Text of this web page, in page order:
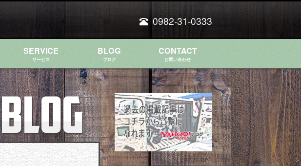
0982-31-0333
SERVICE
サービス
BLOG
ブログ
CONTACT
お問い合わせ